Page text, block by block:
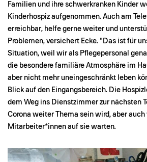
Familien und ihre schwerkranken Kinder
Kinderhospiz aufgenommen. Auch am
erreichbar, helfe gerne weiter und
Problemen, versichert Ecke. "Das ist für
Situation, weil wir als Pflegepersonal
die besondere familiäre Atmosphäre im
aber nicht mehr uneingeschränkt leben
Blick auf den Eingangsbereich. Die
dem Weg ins Dienstzimmer zur nächsten
Corona weiter Thema sein wird, aber
Mitarbeiter*innen auf sie warten.